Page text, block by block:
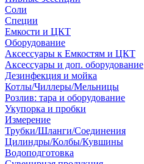
Соли
Специи
Емкости и ЦКТ
Оборудование
Аксессуары к Емкостям и ЦКТ
Аксессуары и доп. оборудование
Дезинфекция и мойка
Котлы/Чиллеры/Мельницы
Розлив: тара и оборудование
Укупорка и пробки
Измерение
Трубки/Шланги/Соединения
Цилиндры/Колбы/Кувшины
Водоподготовка